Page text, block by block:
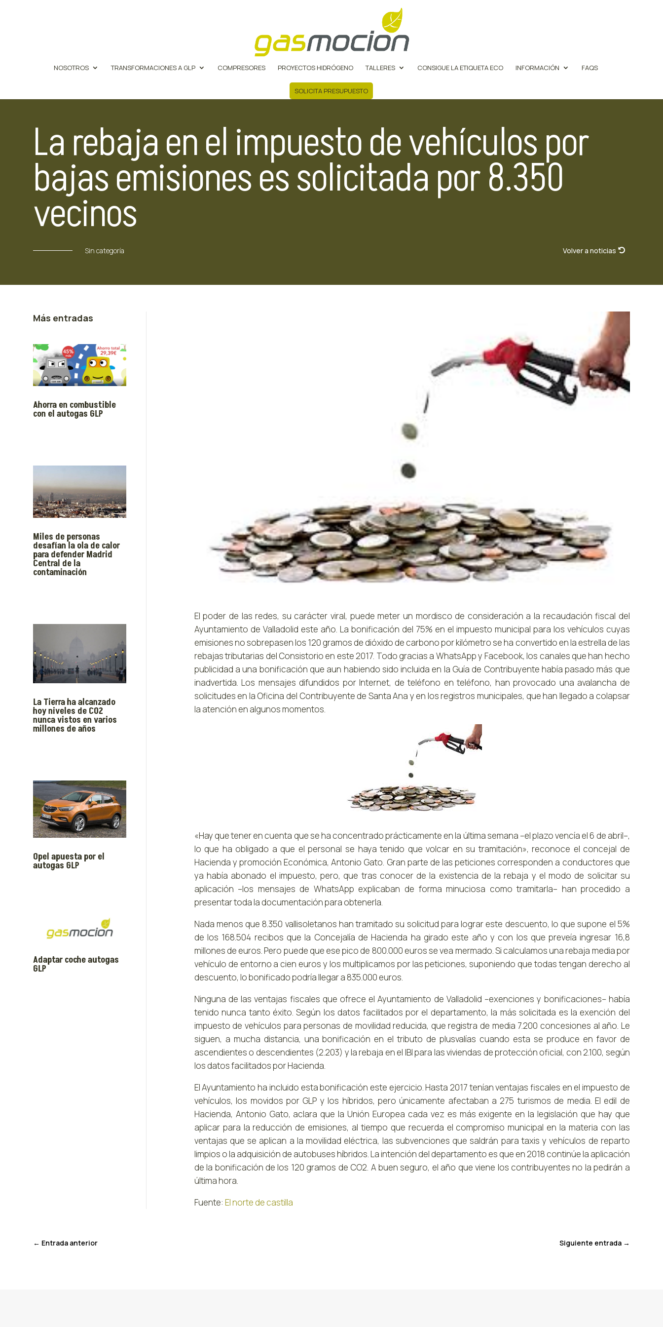
NOSOTROS TRANSFORMACIONES A GLP COMPRESORES PROYECTOS HIDRÓGENO TALLERES CONSIGUE LA ETIQUETA ECO INFORMACIÓN FAQS
SOLICITA PRESUPUESTO
La rebaja en el impuesto de vehículos por
bajas emisiones es solicitada por 8.350
vecinos
Sin categoría Volver a noticias
Más entradas
Ahorra en combustible
con el autogas GLP
Miles de personas
desafían la ola de calor
para defender Madrid
Central de la
contaminación
La Tierra ha alcanzado
hoy niveles de CO2
nunca vistos en varios
millones de años
Opel apuesta por el
autogas GLP
Adaptar coche autogas
GLP
El poder de las redes, su carácter viral, puede meter un mordisco de consideración a la recaudación fiscal del
Ayuntamiento de Valladolid este año. La bonificación del 75% en el impuesto municipal para los vehículos cuyas
emisiones no sobrepasen los 120 gramos de dióxido de carbono por kilómetro se ha convertido en la estrella de las
rebajas tributarias del Consistorio en este 2017. Todo gracias a WhatsApp y Facebook, los canales que han hecho
publicidad a una bonificación que aun habiendo sido incluida en la Guía de Contribuyente había pasado más que
inadvertida. Los mensajes difundidos por Internet, de teléfono en teléfono, han provocado una avalancha de
solicitudes en la Oficina del Contribuyente de Santa Ana y en los registros municipales, que han llegado a colapsar
la atención en algunos momentos.
«Hay que tener en cuenta que se ha concentrado prácticamente en la última semana –el plazo vencía el 6 de abril–,
lo que ha obligado a que el personal se haya tenido que volcar en su tramitación», reconoce el concejal de
Hacienda y promoción Económica, Antonio Gato. Gran parte de las peticiones corresponden a conductores que
ya había abonado el impuesto, pero, que tras conocer de la existencia de la rebaja y el modo de solicitar su
aplicación –los mensajes de WhatsApp explicaban de forma minuciosa como tramitarla– han procedido a
presentar toda la documentación para obtenerla.
Nada menos que 8.350 vallisoletanos han tramitado su solicitud para lograr este descuento, lo que supone el 5%
de los 168.504 recibos que la Concejalía de Hacienda ha girado este año y con los que preveía ingresar 16,8
millones de euros. Pero puede que ese pico de 800.000 euros se vea mermado. Si calculamos una rebaja media por
vehículo de entorno a cien euros y los multiplicamos por las peticiones, suponiendo que todas tengan derecho al
descuento, lo bonificado podría llegar a 835.000 euros.
Ninguna de las ventajas fiscales que ofrece el Ayuntamiento de Valladolid –exenciones y bonificaciones– había
tenido nunca tanto éxito. Según los datos facilitados por el departamento, la más solicitada es la exención del
impuesto de vehículos para personas de movilidad reducida, que registra de media 7.200 concesiones al año. Le
siguen, a mucha distancia, una bonificación en el tributo de plusvalías cuando esta se produce en favor de
ascendientes o descendientes (2.203) y la rebaja en el IBI para las viviendas de protección oficial, con 2.100, según
los datos facilitados por Hacienda.
El Ayuntamiento ha incluido esta bonificación este ejercicio. Hasta 2017 tenían ventajas fiscales en el impuesto de
vehículos, los movidos por GLP y los híbridos, pero únicamente afectaban a 275 turismos de media. El edil de
Hacienda, Antonio Gato, aclara que la Unión Europea cada vez es más exigente en la legislación que hay que
aplicar para la reducción de emisiones, al tiempo que recuerda el compromiso municipal en la materia con las
ventajas que se aplican a la movilidad eléctrica, las subvenciones que saldrán para taxis y vehículos de reparto
limpios o la adquisición de autobuses híbridos. La intención del departamento es que en 2018 continúe la aplicación
de la bonificación de los 120 gramos de CO2. A buen seguro, el año que viene los contribuyentes no la pedirán a
última hora.
Fuente: El norte de castilla
← Entrada anterior Siguiente entrada→